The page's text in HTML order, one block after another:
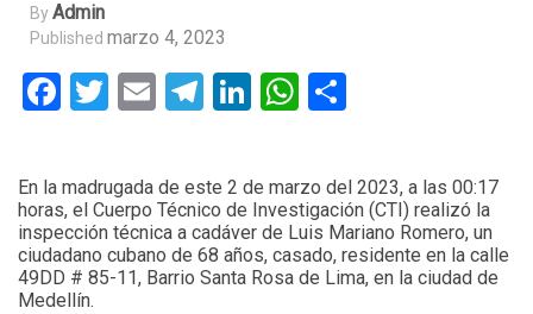
ByAdmin
Published marzo 4, 2023
Facebook
Twitter
EmailTelegram
LinkedIn
WhatsApp
En la madrugada de este 2 de marzo del 2023, a las 00:17
horas, el Cuerpo Técnico de Investigación (CTI) realizó la
inspección técnica a cadáver de Luis Mariano Romero, un
ciudadano cubano de 68 años, casado, residente en la calle
49DD # 85-11, Barrio Santa Rosa de Lima, en la ciudad de
Medellín.